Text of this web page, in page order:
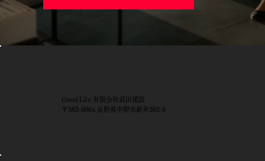
Good Life 有限会社武田建設
〒383-0064 長野県中野市新井362-9